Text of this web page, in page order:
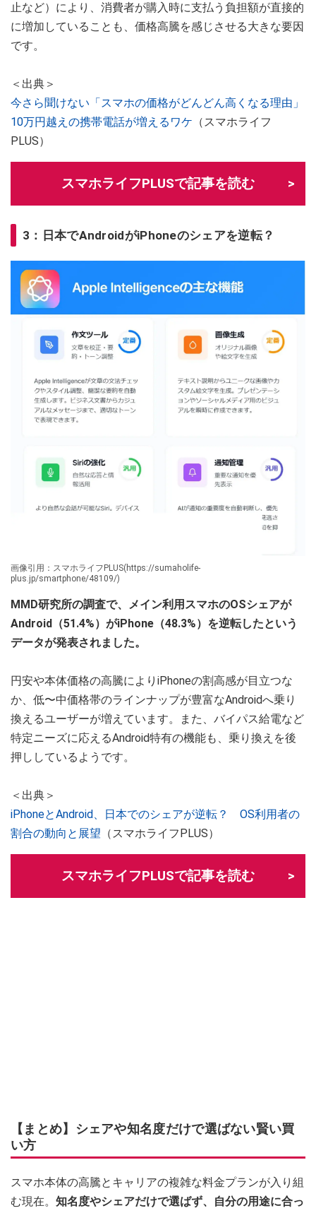
止など）により、消費者が購入時に支払う負担額が直接的
に増加していることも、価格高騰を感じさせる大きな要因
です。
＜出典＞
今さら聞けない「スマホの価格がどんどん高くなる理由」
10万円越えの携帯電話が増えるワケ （スマホライフ
PLUS）
スマホライフPLUSで記事を読む
3：日本でAndroidがiPhoneのシェアを逆転？
画像引用：スマホライフPLUS(https://sumaholife-
plus.jp/smartphone/48109/)
MMD研究所の調査で、メイン利用スマホのOSシェアが
Android（51.4%）がiPhone（48.3%）を逆転したという
データが発表されました。
円安や本体価格の高騰によりiPhoneの割高感が目立つな
か、低〜中価格帯のラインナップが豊富なAndroidへ乗り
換えるユーザーが増えています。また、バイパス給電など
特定ニーズに応えるAndroid特有の機能も、乗り換えを後
押ししているようです。
＜出典＞
iPhoneとAndroid、日本でのシェアが逆転？ OS利用者の
割合の動向と展望 （スマホライフPLUS）
スマホライフPLUSで記事を読む
【まとめ】シェアや知名度だけで選ばない賢い買
い方
スマホ本体の高騰とキャリアの複雑な料金プランが入り組
む現在。 知名度やシェアだけで選ばず、自分の用途に合っ